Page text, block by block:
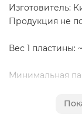
Изготовитель:
Продукция не
Вес 1 пластины:
Минимальная
Применение: